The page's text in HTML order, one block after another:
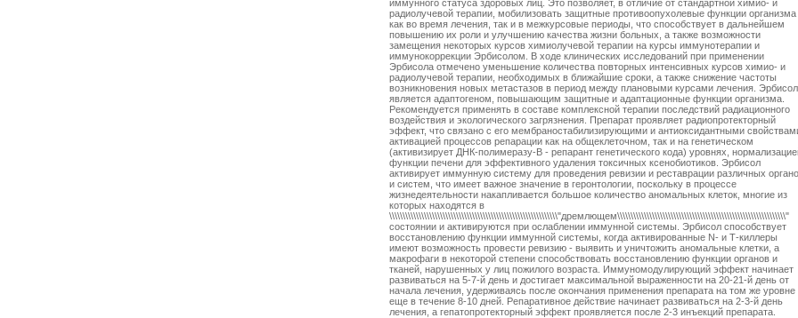
иммунного статуса здоровых лиц. Это позволяет, в отличие от стандартной химио- и
радиолучевой терапии, мобилизовать защитные противоопухолевые функции организма
как во время лечения, так и в межкурсовые периоды, что способствует в дальнейшем
повышению их роли и улучшению качества жизни больных, а также возможности
замещения некоторых курсов химиолучевой терапии на курсы иммунотерапии и
иммунокоррекции Эрбисолом. В ходе клинических исследований при применении
Эрбисола отмечено уменьшение количества повторных интенсивных курсов химио- и
радиолучевой терапии, необходимых в ближайшие сроки, а также снижение частоты
возникновения новых метастазов в период между плановыми курсами лечения. Эрбисол
является адаптогеном, повышающим защитные и адаптационные функции организма.
Рекомендуется применять в составе комплексной терапии последствий радиационного
воздействия и экологического загрязнения. Препарат проявляет радиопротекторный
эффект, что связано с его мембраностабилизирующими и антиоксидантными
активацией процессов репарации как на общеклеточном, так и на генетическом
(активизирует ДНК-полимеразу-В - репарант генетического кода) уровнях,
функции печени для эффективного удаления токсичных ксенобиотиков. Эрбисол
активирует иммунную систему для проведения ревизии и реставрации различных
и систем, что имеет важное значение в геронтологии, поскольку в процессе
жизнедеятельности накапливается большое количество аномальных клеток, многие из
которых находятся в
\\\\\\\\\\\\\\\\\\\\\\\\\\\\\\\\\\\\\\\\\\\\\\\\\\\\\\\\\\\\\\\"дремлющем\\\\\\\\\\\\\\\\\\\\\\\\\\\\\\\\\\\\\\\\\\\\\\\\\\\\\\\\\\\\\\\"
состоянии и активируются при ослаблении иммунной системы. Эрбисол способствует
восстановлению функции иммунной системы, когда активированные N- и Т-киллеры
имеют возможность провести ревизию - выявить и уничтожить аномальные клетки, а
макрофаги в некоторой степени способствовать восстановлению функции органов и
тканей, нарушенных у лиц пожилого возраста. Иммуномодулирующий эффект начинает
развиваться на 5-7-й день и достигает максимальной выраженности на 20-21-й день от
начала лечения, удерживаясь после окончания применения препарата на том же уровне
еще в течение 8-10 дней. Репаративное действие начинает развиваться на 2-3-й день
лечения, а гепатопротекторный эффект проявляется после 2-3 инъекций препарата.